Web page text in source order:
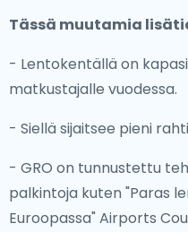
Tässä muutamia
- Lentokentällä on
matkustajalle vuodessa.
- Siellä sijaitsee pieni
- GRO on tunnustettu
palkintoja kuten "Paras
Euroopassa" Airports